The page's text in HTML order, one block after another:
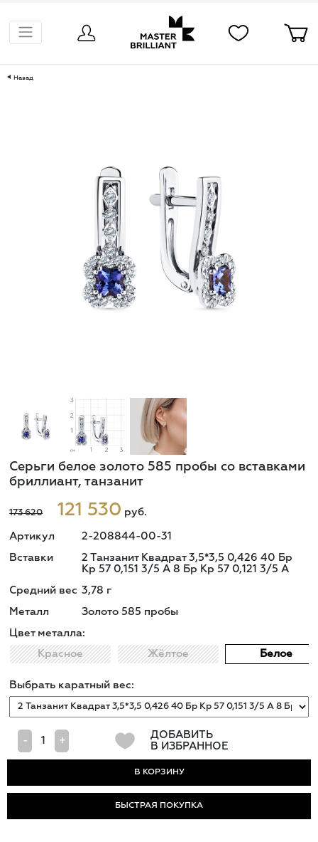
Назад
Серьги белое золото 585 пробы со вставками
бриллиант, танзанит
173 620 121 530 руб.
Артикул 2-208844-00-31
Вставки
2 Танзанит Квадрат 3,5*3,5 0,426 40 Бр
Кр 57 0,151 3/5 А 8 Бр Кр 57 0,121 3/5 А
Средний вес 3,78 г
Металл Золото 585 пробы
Цвет металла:
Красное Жёлтое Белое
Выбрать каратный вес:
- +
ДОБАВИТЬ
В ИЗБРАННОЕ
БЫСТРАЯ ПОКУПКА